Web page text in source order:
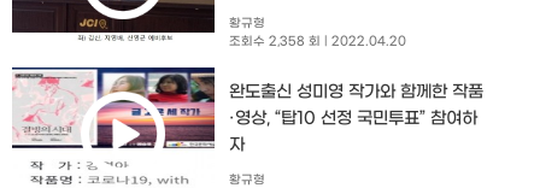
황규형
조회수 2,358 회
| 2022.04.20
완도출신 성미영 작가와 함께한 작품
·영상, “탑10 선정 국민투표” 참여하
자
황규형